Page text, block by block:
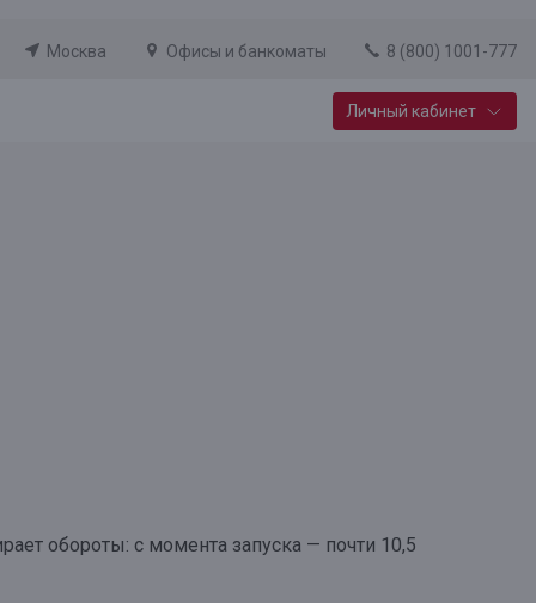
Москва Офисы и банкоматы 8 (800) 1001-777
Личный кабинет
обороты: с момента запуска — почти 10,5